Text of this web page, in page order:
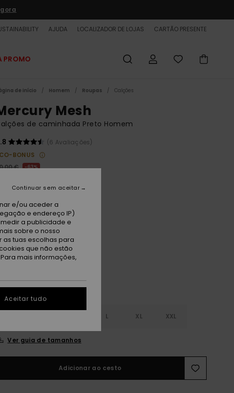
AJUDA LOCALIZADOR DE LOJAS CARTÃO PRESENTE
PROMO
de início Homem Roupas Calções
Mesh
de caminhada Preto Homem
(6 Avaliações)
BONUS
€
63%
PROMO 25% EXTRA
Black
L XL XXL
Ver guia de tamanhos
Adicionar ao cesto
e/ou aceder a
e endereço IP)
a publicidade e
sobre o nosso
as tuas escolhas para
que não estão
mais informações,
Continuar sem aceitar
Aceitar tudo